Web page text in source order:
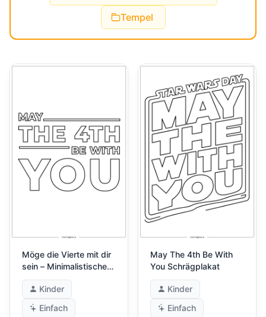
Tempel
Möge die Vierte mit dir
sein – Minimalistisches
Poster
Kinder
Einfach
May The 4th Be With
You Schrägplakat
Kinder
Einfach